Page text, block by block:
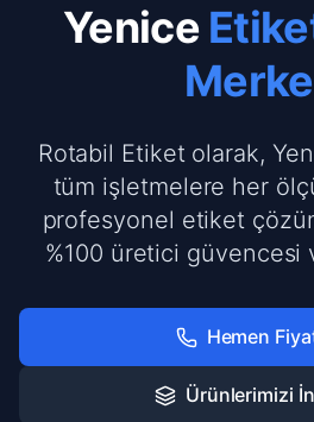
Yenice
Rotabil Etiket olarak,
tüm işletmelere her
profesyonel etiket
%100 üretici güvencesi
Hemen
Ürünlerimizi